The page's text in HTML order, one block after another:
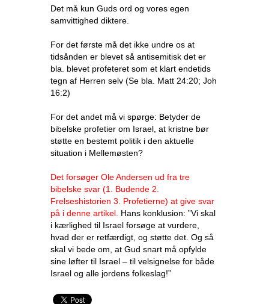
Det må kun Guds ord og vores egen
samvittighed diktere.
For det første må det ikke undre os at
tidsånden er blevet så antisemitisk det er
bla. blevet profeteret som et klart endetids
tegn af Herren selv (Se bla. Matt 24:20; Joh
16:2)
For det andet må vi spørge: Betyder de
bibelske profetier om Israel, at kristne bør
støtte en bestemt politik i den aktuelle
situation i Mellemøsten?
Det forsøger Ole Andersen ud fra tre
bibelske svar (1. Budende 2.
Frelseshistorien 3. Profetierne) at give svar
på i denne artikel. Hans konklusion: ”Vi skal
i kærlighed til Israel forsøge at vurdere,
hvad der er retfærdigt, og støtte det. Og så
skal vi bede om, at Gud snart må opfylde
sine løfter til Israel – til velsignelse for både
Israel og alle jordens folkeslag!”